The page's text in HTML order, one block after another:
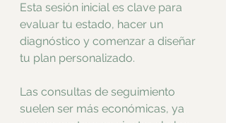
Esta sesión inicial es clave para
evaluar tu estado, hacer un
diagnóstico y comenzar a diseñar
tu plan personalizado.
Las consultas de seguimiento
suelen ser más económicas, ya